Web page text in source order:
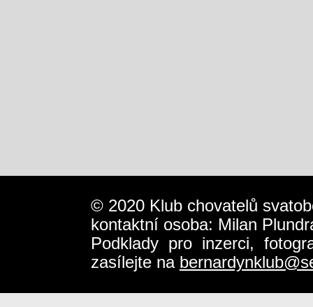
© 2020 Klub chovatelů
kontaktní osoba: Milan
Podklady pro inzerci,
zasílejte na